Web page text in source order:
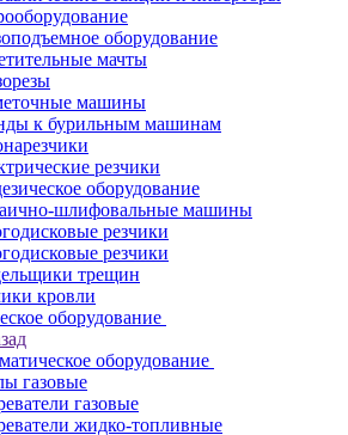
оборудование
мачты
машины
к бурильным машинам
резчики
оборудование
шлифовальные машины
резчики
резчики
трещин
кровли
оборудование
оборудование
газовые
газовые
жидко-топливные